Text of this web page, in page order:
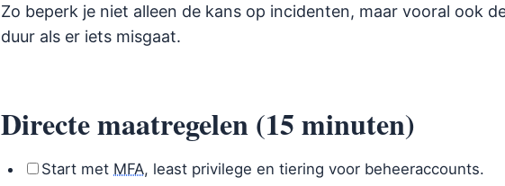
Zo beperk je niet alleen de kans op incidenten, maar vooral ook
duur als er iets misgaat.
Directe maatregelen (15 minuten)
Start met MFA, least privilege en tiering voor beheeraccounts.